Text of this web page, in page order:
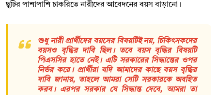
ছুটির পাশাপাশি চাকরিতে নারীদের আবেদনের বয়স বাড়ানো।
শুধু নারী প্রার্থীদের বয়সের বিষয়টিই নয়, চিকিৎসকদের
বয়সও বৃদ্ধির দাবি ছিল। তবে বয়স বৃদ্ধির বিষয়টি
পিএসসির হাতে নেই। এটি সরকারের সিদ্ধান্তের ওপর
নির্ভর করে। প্রার্থীরা যদি আমাদের কাছে বয়স বৃদ্ধির
দাবি জানায়, তাহলে আমরা সেটি সরকারকে অবহিত
করব। এরপর সরকার যে সিদ্ধান্ত দেবে, আমরা তা